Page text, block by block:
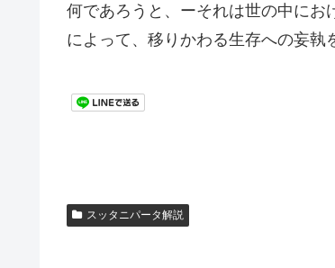
何であろうと、ーそれは世の中にお
によって、移りかわる生存への妄執
スッタニパータ解説